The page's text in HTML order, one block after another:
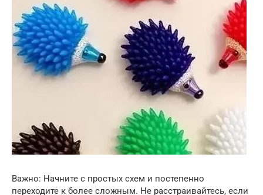
Важно: Начните с простых схем и постепенно
переходите к более сложным. Не расстраивайтесь, если